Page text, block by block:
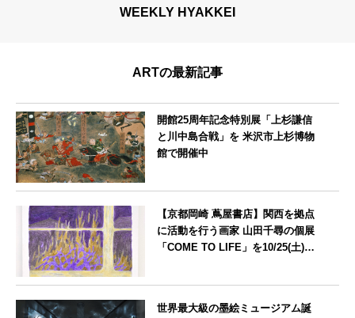
WEEKLY HYAKKEI
ARTの最新記事
開館25周年記念特別展「上杉謙信
と川中島合戦」を 米沢市上杉博物
館で開催中
【京都岡崎 蔦屋書店】関西を拠点
に活動を行う画家 山田千尋の個展
「COME TO LIFE」を10/25(土)よ
世界最大級の墨絵ミュージアム誕